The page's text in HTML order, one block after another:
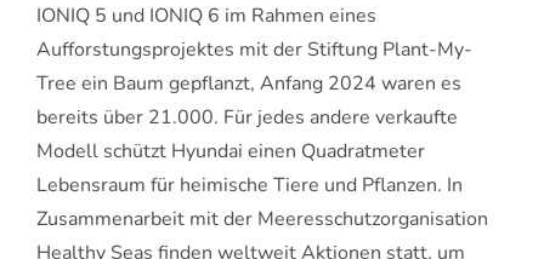
IONIQ 5 und IONIQ 6 im Rahmen eines
Aufforstungsprojektes mit der Stiftung Plant-My-
Tree ein Baum gepflanzt, Anfang 2024 waren es
bereits über 21.000. Für jedes andere verkaufte
Modell schützt Hyundai einen Quadratmeter
Lebensraum für heimische Tiere und Pflanzen. In
Zusammenarbeit mit der Meeresschutzorganisation
Healthy Seas finden weltweit Aktionen statt, um